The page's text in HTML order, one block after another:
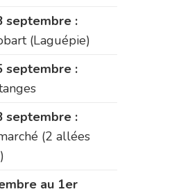
septembre :
(Laguépie)
septembre :
septembre :
(2 allées
au 1er